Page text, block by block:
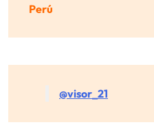
Perú
@visor_21